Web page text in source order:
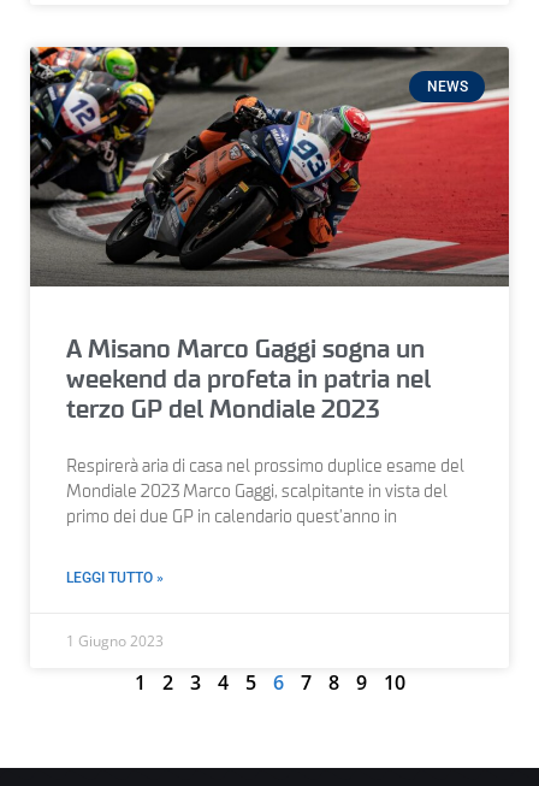
NEWS
A Misano Marco Gaggi sogna un
weekend da profeta in patria nel
terzo GP del Mondiale 2023
Respirerà aria di casa nel prossimo duplice esame del
Mondiale 2023 Marco Gaggi, scalpitante in vista del
primo dei due GP in calendario quest’anno in
LEGGI TUTTO »
1 Giugno 2023
1 2 3 4 5 6 7 8 9 10